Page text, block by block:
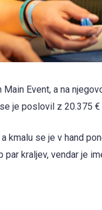
Main Event, a na
je poslovil z 20.375
kmalu se je v hand
kraljev, vendar je